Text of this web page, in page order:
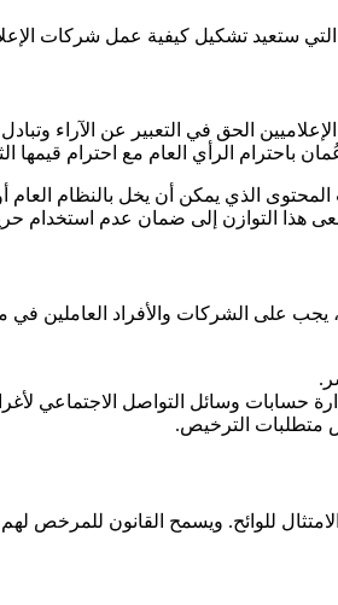
ستعيد تشكيل كيفية عمل شركات
الحق في التعبير عن الآراء
باحترام الرأي العام مع احترام قيمها
الذي يمكن أن يخل بالنظام العام أو
هذا التوازن إلى ضمان عدم استخدام
حسابات وسائل التواصل الاجتماعي
متطلبات الترخيص.
للوائح. ويسمح القانون للمرخص لهم